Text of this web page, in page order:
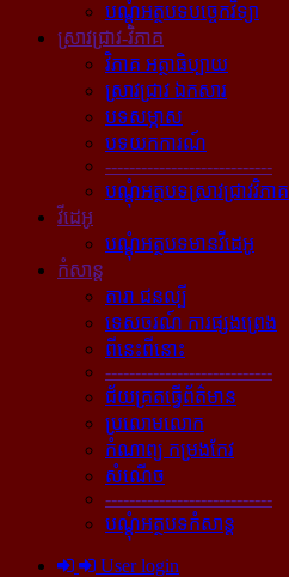
បណ្ដុំអត្ថបទបច្ចេកវិទ្យា
ស្រាវជ្រាវ-វិភាគ
វិភាគ អត្ថាធិប្បាយ
ស្រាវជ្រាវ ឯកសារ
បទសម្ភាស
បទយកការណ៍
----------------------------
បណ្ដុំអត្ថបទស្រាវជ្រាវវិភាគ
វីដេអូ
បណ្ដុំអត្ថបទមានវីដេអូ
កំសាន្ដ
តារា ជនល្បី
ទេសចរណ៍ ការផ្សងព្រេង
ពីនេះពីនោះ
----------------------------
ជ័យគ្រតធ្វើព័ត៌មាន
ប្រលោមលោក
កំណាព្យ កម្រងកែវ
សំណើច
----------------------------
បណ្ដុំអត្ថបទកំសាន្ដ
User login